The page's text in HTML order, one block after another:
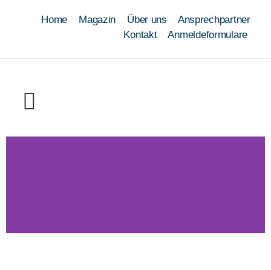
Home Magazin Über uns
Ansprechpartner
KontaktAnmeldeformulare